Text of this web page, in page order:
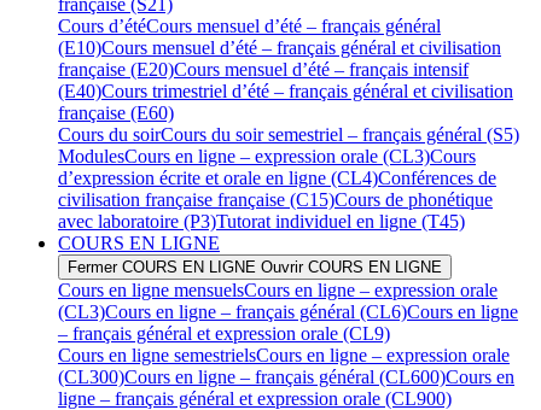
française (S21)
Cours d’étéCours mensuel d’été – français général
(E10)Cours mensuel d’été – français général et civilisation
française (E20)Cours mensuel d’été – français intensif
(E40)Cours trimestriel d’été – français général et civilisation
française (E60)
Cours du soirCours du soir semestriel – français général (S5)
ModulesCours en ligne – expression orale (CL3)Cours
d’expression écrite et orale en ligne (CL4)Conférences de
civilisation française française (C15)Cours de phonétique
avec laboratoire (P3)Tutorat individuel en ligne (T45)
COURS EN LIGNE
Fermer COURS EN LIGNE Ouvrir COURS EN LIGNE
Cours en ligne mensuelsCours en ligne – expression orale
(CL3)Cours en ligne – français général (CL6)Cours en ligne
– français général et expression orale (CL9)
Cours en ligne semestrielsCours en ligne – expression orale
(CL300)Cours en ligne – français général (CL600)Cours en
ligne – français général et expression orale (CL900)